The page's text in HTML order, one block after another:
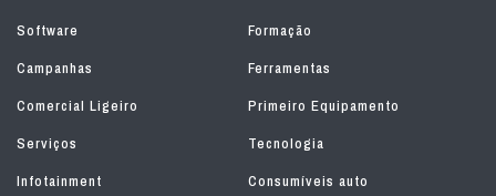
Software
Formação
Campanhas
Ferramentas
Comercial Ligeiro
Primeiro Equipamento
Serviços
Tecnologia
Infotainment
Consumíveis auto